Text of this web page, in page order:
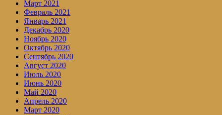
Март 2021
Февраль 2021
Январь 2021
Декабрь 2020
Ноябрь 2020
Октябрь 2020
Сентябрь 2020
Август 2020
Июль 2020
Июнь 2020
Май 2020
Апрель 2020
Март 2020